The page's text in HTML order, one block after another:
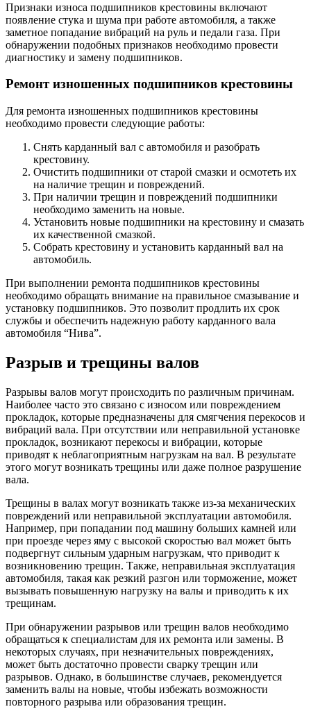
Признаки износа подшипников крестовины включают
появление стука и шума при работе автомобиля, а также
заметное попадание вибраций на руль и педали газа. При
обнаружении подобных признаков необходимо провести
диагностику и замену подшипников.
Ремонт изношенных подшипников крестовины
Для ремонта изношенных подшипников крестовины
необходимо провести следующие работы:
Снять карданный вал с автомобиля и разобрать
крестовину.
Очистить подшипники от старой смазки и осмотеть их
на наличие трещин и повреждений.
При наличии трещин и повреждений подшипники
необходимо заменить на новые.
Установить новые подшипники на крестовину и смазать
их качественной смазкой.
Собрать крестовину и установить карданный вал на
автомобиль.
При выполнении ремонта подшипников крестовины
необходимо обращать внимание на правильное смазывание и
установку подшипников. Это позволит продлить их срок
службы и обеспечить надежную работу карданного вала
автомобиля “Нива”.
Разрыв и трещины валов
Разрывы валов могут происходить по различным причинам.
Наиболее часто это связано с износом или повреждением
прокладок, которые предназначены для смягчения перекосов и
вибраций вала. При отсутствии или неправильной установке
прокладок, возникают перекосы и вибрации, которые
приводят к неблагоприятным нагрузкам на вал. В результате
этого могут возникать трещины или даже полное разрушение
вала.
Трещины в валах могут возникать также из-за механических
повреждений или неправильной эксплуатации автомобиля.
Например, при попадании под машину больших камней или
при проезде через яму с высокой скоростью вал может быть
подвергнут сильным ударным нагрузкам, что приводит к
возникновению трещин. Также, неправильная эксплуатация
автомобиля, такая как резкий разгон или торможение, может
вызывать повышенную нагрузку на валы и приводить к их
трещинам.
При обнаружении разрывов или трещин валов необходимо
обращаться к специалистам для их ремонта или замены. В
некоторых случаях, при незначительных повреждениях,
может быть достаточно провести сварку трещин или
разрывов. Однако, в большинстве случаев, рекомендуется
заменить валы на новые, чтобы избежать возможности
повторного разрыва или образования трещин.